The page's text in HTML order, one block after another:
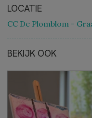
LOCATIE
CC De Plomblom -
BEKIJK OOK